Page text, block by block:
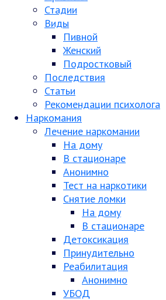
Стадии
Виды
Пивной
Женский
Подростковый
Последствия
Статьи
Рекомендации психолога
Наркомания
Лечение наркомании
На дому
В стационаре
Анонимно
Тест на наркотики
Снятие ломки
На дому
В стационаре
Детоксикация
Принудительно
Реабилитация
Анонимно
УБОД